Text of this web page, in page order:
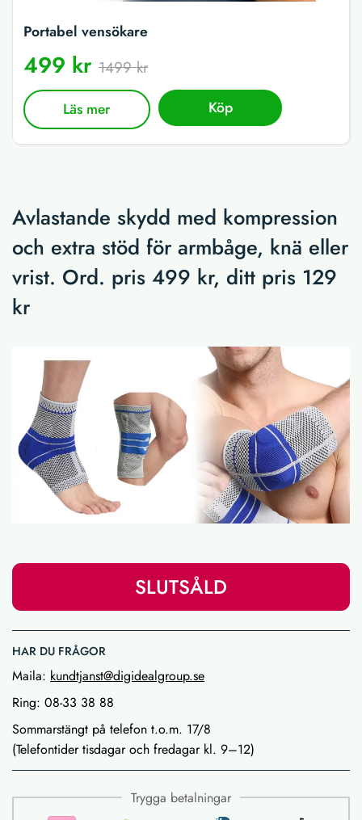
Portabel vensökare
499 kr 1499 kr
Läs mer Köp
Avlastande skydd med kompression
och extra stöd för armbåge, knä eller
vrist. Ord. pris 499 kr, ditt pris 129
kr
SLUTSÅLD
HAR DU FRÅGOR
Maila: kundtjanst@digidealgroup.se
Ring: 08-33 38 88
Sommarstängt på telefon t.o.m. 17/8
(Telefontider tisdagar och fredagar kl. 9–12)
Trygga betalningar